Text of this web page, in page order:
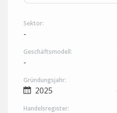
Sektor:
-
Geschäftsmodell:
-
Gründungsjahr:
2025
Handelsregister: